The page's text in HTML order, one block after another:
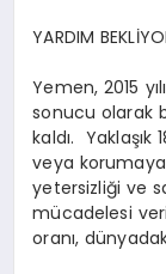
YARDIM
Yemen, 2015
sonucu olarak
kaldı.
veya
yetersizliği ve
mücadelesi
oranı,